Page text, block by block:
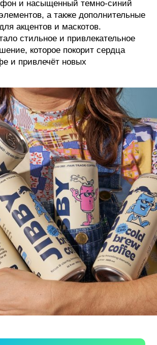
и насыщенный темно-синий
а также дополнительные
акцентов и маскотов.
стильное и привлекательное
которое покорит сердца
и привлечёт новых